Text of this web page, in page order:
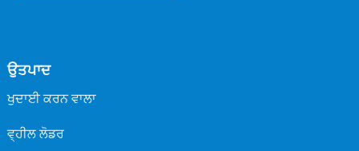
ਉਤਪਾਦ
ਖੁਦਾਈ ਕਰਨ ਵਾਲਾ
ਵ੍ਹੀਲ ਲੋਡਰ